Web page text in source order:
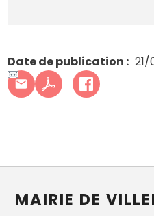
Date de publication 21/
MAIRIE DE